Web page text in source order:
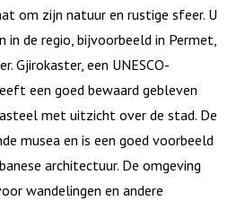
om zijn natuur en rustige sfeer. U
de regio, bijvoorbeeld in Permet,
Gjirokaster, een UNESCO-
een goed bewaard gebleven
met uitzicht over de stad. De
musea en is een goed voorbeeld
architectuur. De omgeving
wandelingen en andere